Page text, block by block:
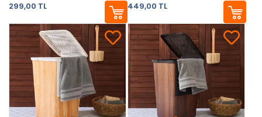
299,00 TL 449,00 TL